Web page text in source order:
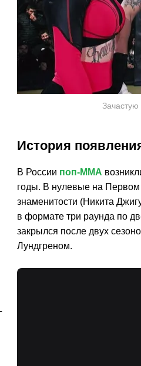
История
В России поп-ММА
годы. В нулевые на Первом
знаменитости (Никита
в формате три раунда по
закрылся после двух
Лундгреном.